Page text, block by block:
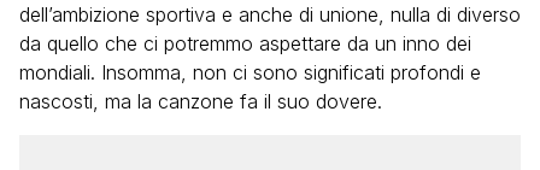
dell’ambizione sportiva e anche di unione, nulla di diverso
da quello che ci potremmo aspettare da un inno dei
mondiali. Insomma, non ci sono significati profondi e
nascosti, ma la canzone fa il suo dovere.